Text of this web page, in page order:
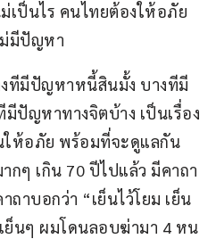
เป็นไร คนไทยต้องให้อภัย
ม่มีปัญหา
งทีมีปัญหาหนี้สินมั้ง บางทีมี
ปัญหาทางจิตบ้าง เป็นเรื่อง
ให้อภัย พร้อมที่จะดูแลกัน
กๆ เกิน 70 ปีไปแล้ว มีคาถา
ถาบอกว่า “เย็นไว้โยม เย็น
เย็นๆ ผมโดนลอบฆ่ามา 4 หน